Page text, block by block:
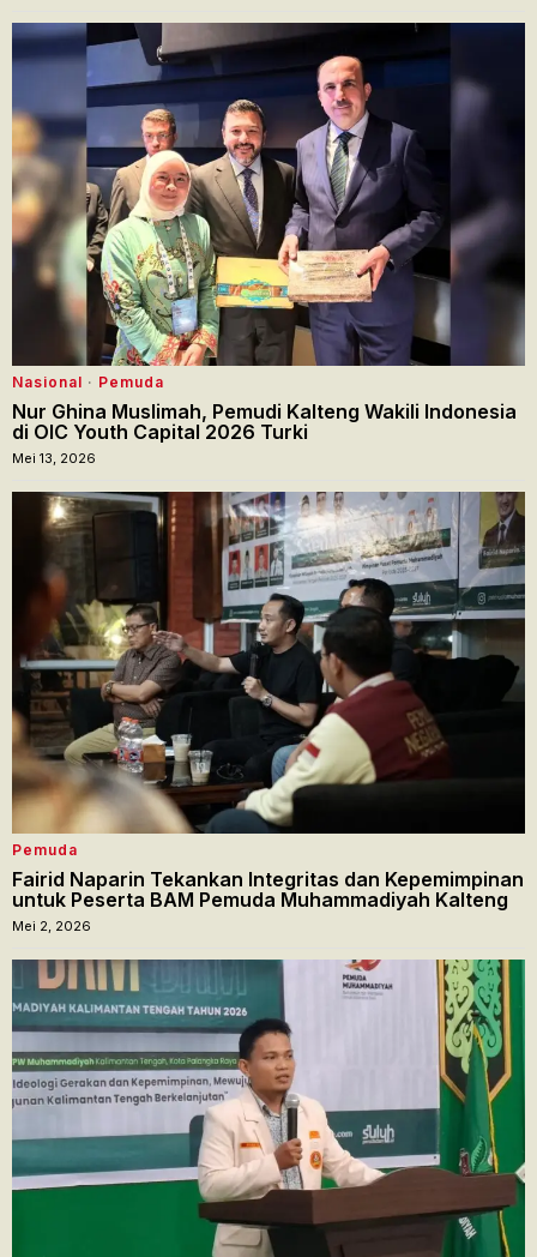
Nasional · Pemuda
Nur Ghina Muslimah, Pemudi Kalteng Wakili Indonesia
di OIC Youth Capital 2026 Turki
Mei 13, 2026
Pemuda
Fairid Naparin Tekankan Integritas dan Kepemimpinan
untuk Peserta BAM Pemuda Muhammadiyah Kalteng
Mei 2, 2026